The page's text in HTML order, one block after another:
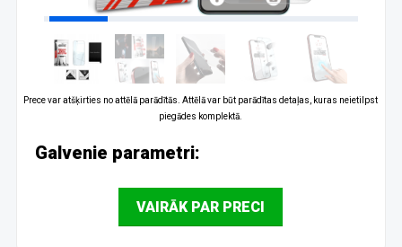
Prece var atšķirties no attēlā parādītās. Attēlā var būt parādītas detaļas, kuras neietilpst
piegādes komplektā.
Galvenie parametri:
VAIRĀK PAR PRECI